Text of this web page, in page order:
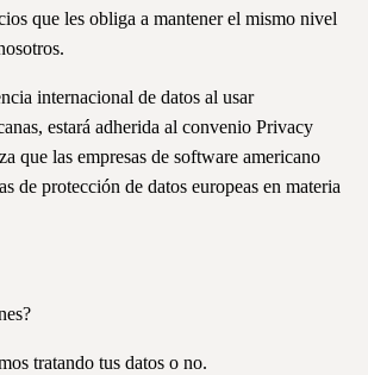
que les obliga a mantener el mismo nivel
internacional de datos al usar
estará adherida al convenio Privacy
que las empresas de software americano
de protección de datos europeas en materia
tratando tus datos o no.